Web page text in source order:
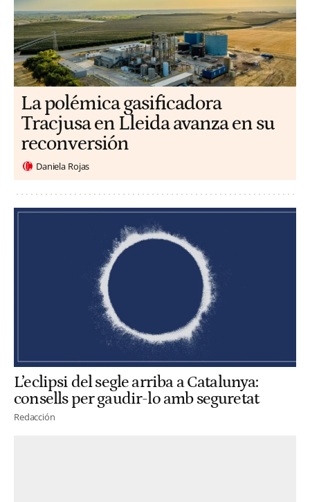
La polémica gasificadora
Tracjusa en Lleida avanza en su
reconversión
Daniela Rojas
L’eclipsi del segle arriba a Catalunya:
consells per gaudir-lo amb seguretat
Redacción